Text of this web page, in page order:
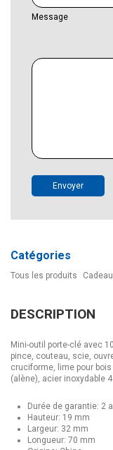
Message
Envoyer
Catégories
Tous les produits
DESCRIPTION
Mini-outil porte-clé avec
pince, couteau, scie,
cruciforme, lime pour
(alène), acier inoxydable
Durée de garantie: 2
Hauteur: 19 mm
Largeur: 32 mm
Longueur: 70 mm